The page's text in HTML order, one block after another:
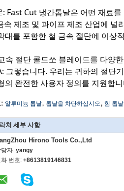
: Fast Cut 냉간톱날은 어떤 재료
속 제조 및 파이프 제조 산업에 널
대를 포함한 철 금속 절단에 이상
속 절단 콜드쏘 블레이드를 다양
그렇습니다. 우리는 귀하의 절단
의 완전한 사용자 정의를 지원합
알루미늄 톱날, 톱날을 차단하십시오, 힘 톱날
처 세부 사항
Hirono Tools Co.,Ltd
당자: yangy
화 번호: +8613819146831